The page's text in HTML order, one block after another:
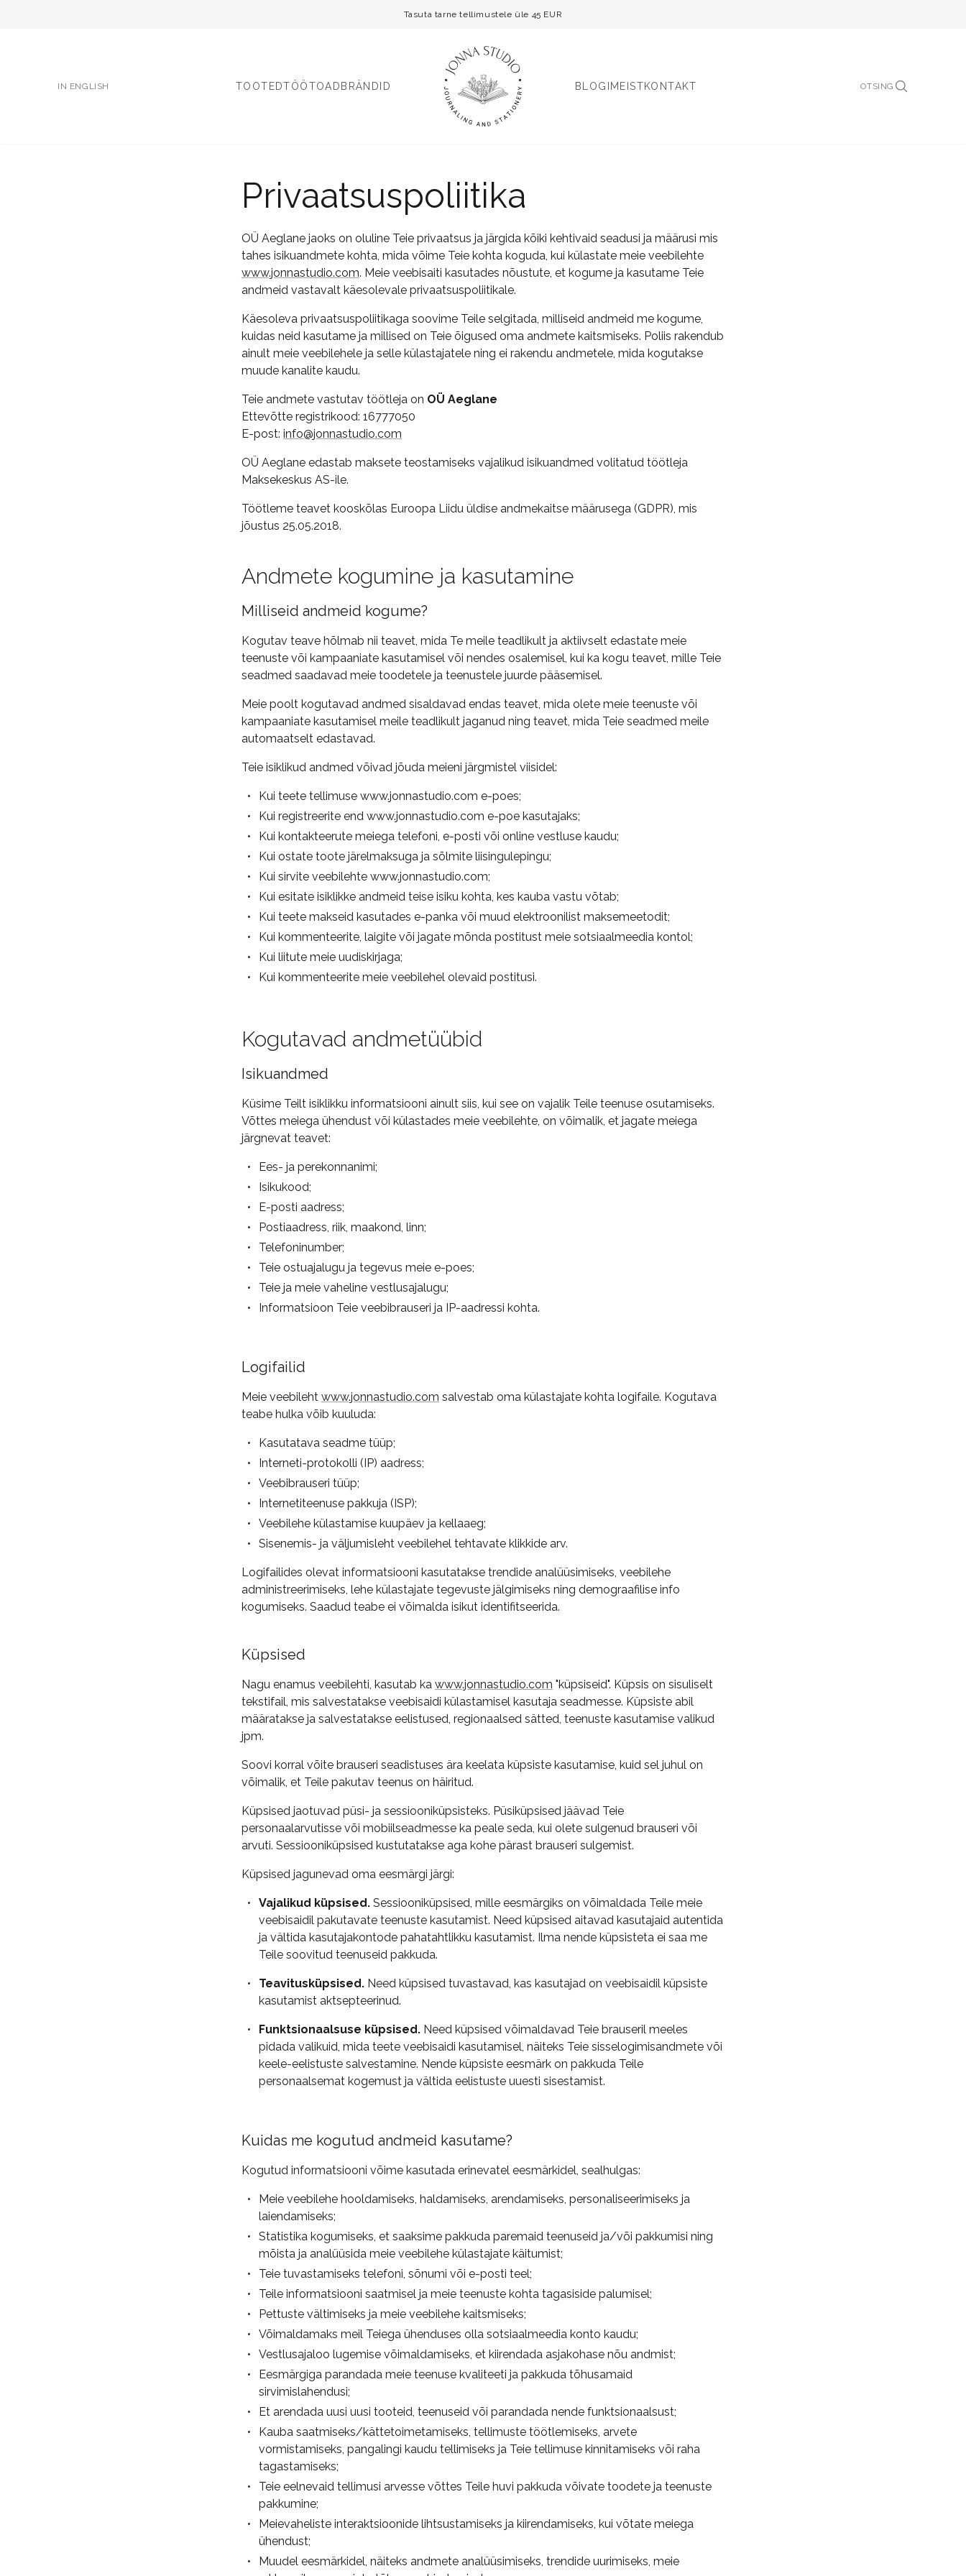
Tasuta tarne tellimustele üle 45 EUR
IN ENGLISH TOOTEDTÖÖTOAD BRÄNDID BLOGI MEISTKONTAKT OTSING
Privaatsuspoliitika
OÜ Aeglane jaoks on oluline Teie privaatsus ja järgida kõiki kehtivaid seadusi ja määrusi mis
tahes isikuandmete kohta, mida võime Teie kohta koguda, kui külastate meie veebilehte
www.jonnastudio.com. Meie veebisaiti kasutades nõustute, et kogume ja kasutame Teie
andmeid vastavalt käesolevale privaatsuspoliitikale.
Käesoleva privaatsuspoliitikaga soovime Teile selgitada, milliseid andmeid me kogume,
kuidas neid kasutame ja millised on Teie õigused oma andmete kaitsmiseks. Poliis rakendub
ainult meie veebilehele ja selle külastajatele ning ei rakendu andmetele, mida kogutakse
muude kanalite kaudu.
Teie andmete vastutav töötleja on OÜ Aeglane
Ettevõtte registrikood: 16777050
E-post: info@jonnastudio.com
OÜ Aeglane edastab maksete teostamiseks vajalikud isikuandmed volitatud töötleja
Maksekeskus AS-ile.
Töötleme teavet kooskõlas Euroopa Liidu üldise andmekaitse määrusega (GDPR), mis
jõustus 25.05.2018.
Andmete kogumine ja kasutamine
Milliseid andmeid kogume?
Kogutav teave hõlmab nii teavet, mida Te meile teadlikult ja aktiivselt edastate meie
teenuste või kampaaniate kasutamisel või nendes osalemisel, kui ka kogu teavet, mille Teie
seadmed saadavad meie toodetele ja teenustele juurde pääsemisel.
Meie poolt kogutavad andmed sisaldavad endas teavet, mida olete meie teenuste või
kampaaniate kasutamisel meile teadlikult jaganud ning teavet, mida Teie seadmed meile
automaatselt edastavad.
Teie isiklikud andmed võivad jõuda meieni järgmistel viisidel:
Kui teete tellimuse www.jonnastudio.com e-poes;
Kui registreerite end www.jonnastudio.com e-poe kasutajaks;
Kui kontakteerute meiega telefoni, e-posti või online vestluse kaudu;
Kui ostate toote järelmaksuga ja sõlmite liisingulepingu;
Kui sirvite veebilehte www.jonnastudio.com;
Kui esitate isiklikke andmeid teise isiku kohta, kes kauba vastu võtab;
Kui teete makseid kasutades e-panka või muud elektroonilist maksemeetodit;
Kui kommenteerite, laigite või jagate mõnda postitust meie sotsiaalmeedia kontol;
Kui liitute meie uudiskirjaga;
Kui kommenteerite meie veebilehel olevaid postitusi.
Kogutavad andmetüübid
Isikuandmed
Küsime Teilt isiklikku informatsiooni ainult siis, kui see on vajalik Teile teenuse osutamiseks.
Võttes meiega ühendust või külastades meie veebilehte, on võimalik, et jagate meiega
järgnevat teavet:
Ees- ja perekonnanimi;
Isikukood;
E-posti aadress;
Postiaadress, riik, maakond, linn;
Telefoninumber;
Teie ostuajalugu ja tegevus meie e-poes;
Teie ja meie vaheline vestlusajalugu;
Informatsioon Teie veebibrauseri ja IP-aadressi kohta.
Logifailid
Meie veebileht www.jonnastudio.com salvestab oma külastajate kohta logifaile. Kogutava
teabe hulka võib kuuluda:
Kasutatava seadme tüüp;
Interneti-protokolli (IP) aadress;
Veebibrauseri tüüp;
Internetiteenuse pakkuja (ISP);
Veebilehe külastamise kuupäev ja kellaaeg;
Sisenemis- ja väljumisleht veebilehel tehtavate klikkide arv.
Logifailides olevat informatsiooni kasutatakse trendide analüüsimiseks, veebilehe
administreerimiseks, lehe külastajate tegevuste jälgimiseks ning demograafilise info
kogumiseks. Saadud teabe ei võimalda isikut identifitseerida.
Küpsised
Nagu enamus veebilehti, kasutab ka www.jonnastudio.com "küpsiseid". Küpsis on sisuliselt
tekstifail, mis salvestatakse veebisaidi külastamisel kasutaja seadmesse. Küpsiste abil
määratakse ja salvestatakse eelistused, regionaalsed sätted, teenuste kasutamise valikud
jpm.
Soovi korral võite brauseri seadistuses ära keelata küpsiste kasutamise, kuid sel juhul on
võimalik, et Teile pakutav teenus on häiritud.
Küpsised jaotuvad püsi- ja sessiooniküpsisteks. Püsiküpsised jäävad Teie
personaalarvutisse või mobiilseadmesse ka peale seda, kui olete sulgenud brauseri või
arvuti. Sessiooniküpsised kustutatakse aga kohe pärast brauseri sulgemist.
Küpsised jagunevad oma eesmärgi järgi:
Vajalikud küpsised. Sessiooniküpsised, mille eesmärgiks on võimaldada Teile meie
veebisaidil pakutavate teenuste kasutamist. Need küpsised aitavad kasutajaid autentida
ja vältida kasutajakontode pahatahtlikku kasutamist. Ilma nende küpsisteta ei saa me
Teile soovitud teenuseid pakkuda.
Teavitusküpsised. Need küpsised tuvastavad, kas kasutajad on veebisaidil küpsiste
kasutamist aktsepteerinud.
Funktsionaalsuse küpsised. Need küpsised võimaldavad Teie brauseril meeles
pidada valikuid, mida teete veebisaidi kasutamisel, näiteks Teie sisselogimisandmete või
keele-eelistuste salvestamine. Nende küpsiste eesmärk on pakkuda Teile
personaalsemat kogemust ja vältida eelistuste uuesti sisestamist.
Kuidas me kogutud andmeid kasutame?
Kogutud informatsiooni võime kasutada erinevatel eesmärkidel, sealhulgas:
Meie veebilehe hooldamiseks, haldamiseks, arendamiseks, personaliseerimiseks ja
laiendamiseks;
Statistika kogumiseks, et saaksime pakkuda paremaid teenuseid ja/või pakkumisi ning
mõista ja analüüsida meie veebilehe külastajate käitumist;
Teie tuvastamiseks telefoni, sõnumi või e-posti teel;
Teile informatsiooni saatmisel ja meie teenuste kohta tagasiside palumisel;
Pettuste vältimiseks ja meie veebilehe kaitsmiseks;
Võimaldamaks meil Teiega ühenduses olla sotsiaalmeedia konto kaudu;
Vestlusajaloo lugemise võimaldamiseks, et kiirendada asjakohase nõu andmist;
Eesmärgiga parandada meie teenuse kvaliteeti ja pakkuda tõhusamaid
sirvimislahendusi;
Et arendada uusi uusi tooteid, teenuseid või parandada nende funktsionaalsust;
Kauba saatmiseks/kättetoimetamiseks, tellimuste töötlemiseks, arvete
vormistamiseks, pangalingi kaudu tellimiseks ja Teie tellimuse kinnitamiseks või raha
tagastamiseks;
Teie eelnevaid tellimusi arvesse võttes Teile huvi pakkuda võivate toodete ja teenuste
pakkumine;
Meievaheliste interaktsioonide lihtsustamiseks ja kiirendamiseks, kui võtate meiega
ühendust;
Muudel eesmärkidel, näiteks andmete analüüsimiseks, trendide uurimiseks, meie